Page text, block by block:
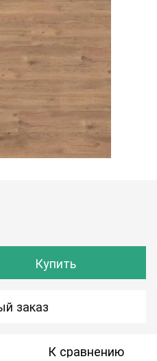
Купить
заказ
К сравнению